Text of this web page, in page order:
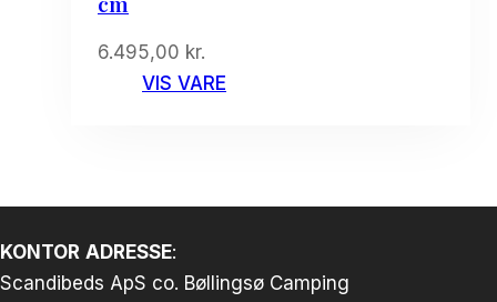
6.495,00 kr.
VIS VARE
KONTOR ADRESSE:
Scandibeds ApS co. Bøllingsø Camping